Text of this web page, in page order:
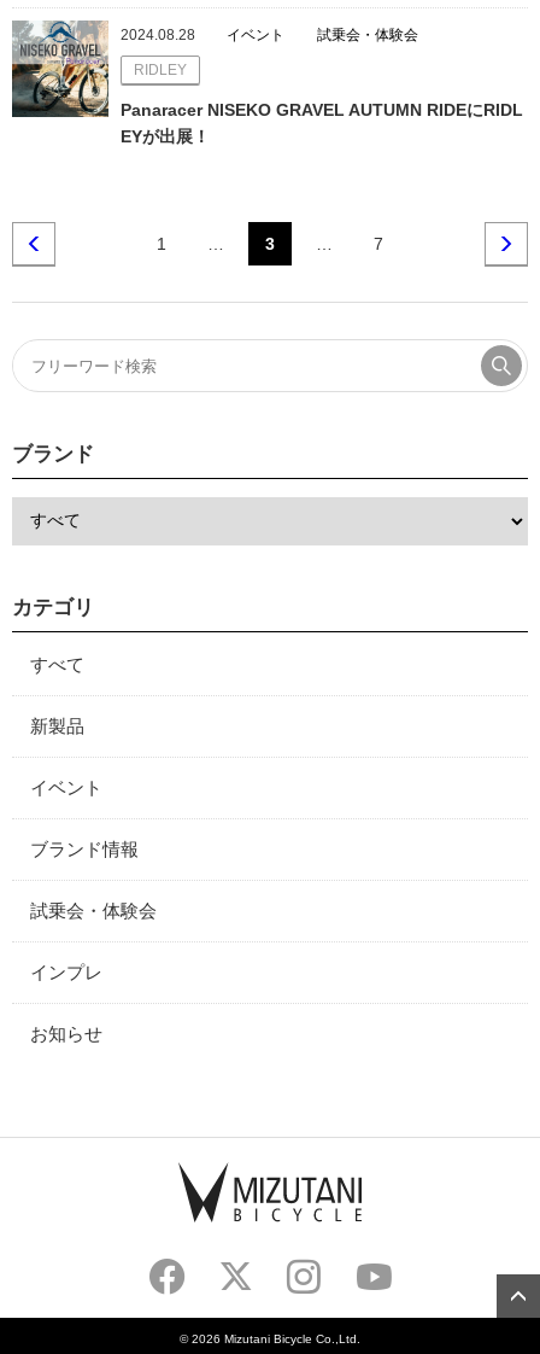
2024.08.28 イベント 試乗会・体験会
RIDLEY
Panaracer NISEKO GRAVEL AUTUMN RIDEにRIDL
EYが出展！
1 3 7
ブランド
カテゴリ
すべて
新製品
イベント
ブランド情報
試乗会・体験会
インプレ
お知らせ
©2026 Mizutani Bicycle Co.,Ltd.